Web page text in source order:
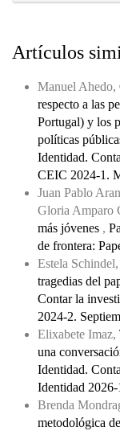
Artículos
Manuel Ahedo,
respecto a las
Portugal) y los
políticas
Identidad.
CEIC 2024-1.
Juan Pablo
Gloria Amparo
más jóvenes ,
de frontera:
Estela Schindel,
tragedias del
Contar la
2024-2.
Elixabete Imaz,
una
Identidad.
Identidad
Brenda
metodológica